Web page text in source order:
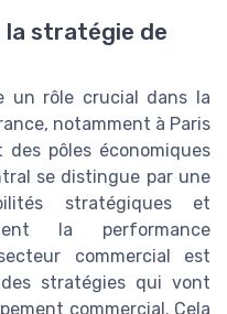
la stratégie de
un rôle crucial dans la
notamment à Paris
pôles économiques
se distingue par une
stratégiques et
la performance
commercial est
stratégies qui vont
commercial. Cela